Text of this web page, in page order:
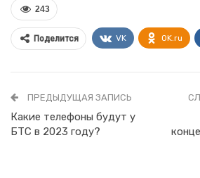
243
Поделится VK OK.ru
ПРЕДЫДУЩАЯ ЗАПИСЬ
Какие телефоны будут у
БТС в 2023 году?